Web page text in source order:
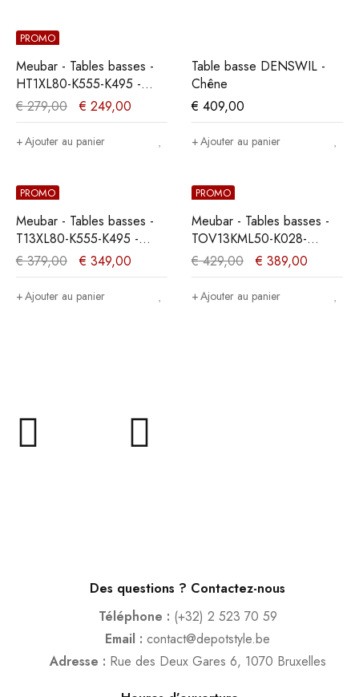
PROMO
Meubar - Tables basses -
HT1XL80-K555-K495 -
Vieux chêne - 68x43x68cm
€279,00 € 249,00
Ajouter au panier
Table basse DENSWIL -
Chêne
€ 409,00
Ajouter au panier
PROMO
Meubar - Tables basses -
T13XL80-K555-K495 -
Vieux chêne -
135x43x68cm
€379,00 € 349,00
Ajouter au panier
PROMO
Meubar - Tables basses -
TOV13KML50-K028-
K660BL - Teck Orange -
135x39x68cm
€429,00 € 389,00
Ajouter au panier
Des questions ? Contactez-nous
Téléphone : (+32) 2 523 70 59
Email : contact@depotstyle.be
Adresse : Rue des Deux Gares 6, 1070 Bruxelles